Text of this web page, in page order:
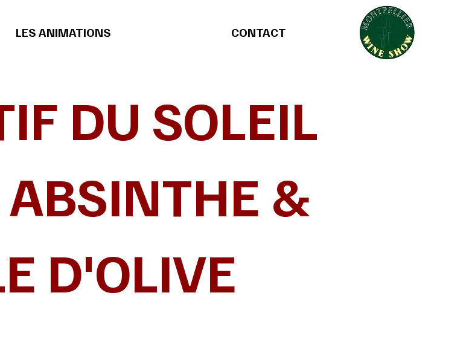
LES ANIMATIONS CONTACT
DU SOLEIL
ABSINTHE &
D'OLIVE